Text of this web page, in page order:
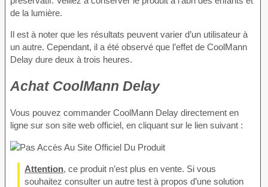
de la lumière.
Il est à noter que les résultats peuvent varier d’un utilisateur à
un autre. Cependant, il a été observé que l’effet de CoolMann
Delay dure deux à trois heures.
Achat CoolMann Delay
Vous pouvez commander CoolMann Delay directement en
ligne sur son site web officiel, en cliquant sur le lien suivant :
Attention, ce produit n’est plus en vente. Si vous
souhaitez consulter un autre test à propos d’une solution